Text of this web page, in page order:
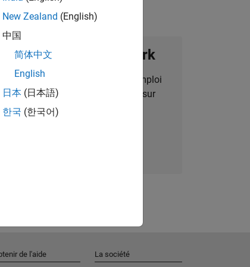
notre Talent Network
alertes pour des opportunités d'emploi
des articles et des actualités sur
l'entreprise.
New Zealand (English)
中国
简体中文
English
日本 (日本語)
한국 (한국어)
de l'aide La société